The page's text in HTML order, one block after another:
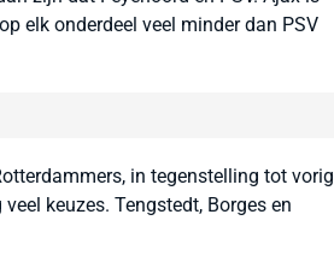
elk onderdeel veel minder dan PSV
in tegenstelling tot vorig
keuzes. Tengstedt, Borges en